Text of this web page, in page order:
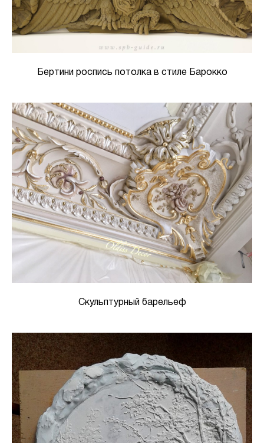
Бертини роспись потолка в стиле Барокко
Скульптурный барельеф